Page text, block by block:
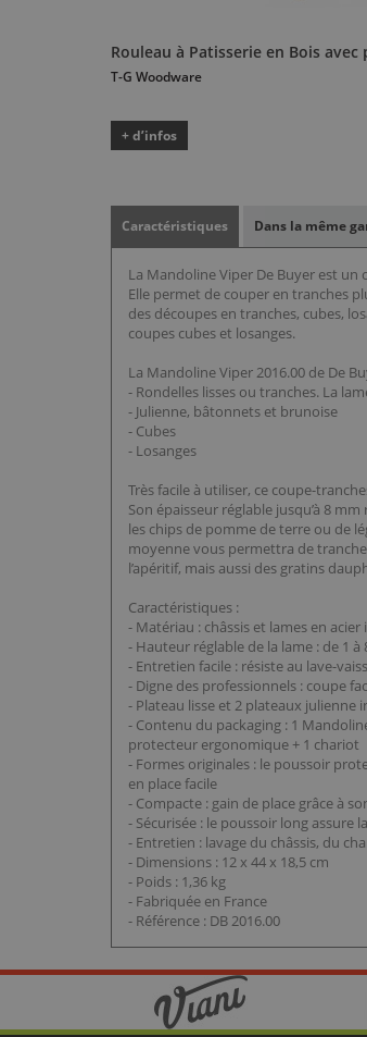
Rouleau à Patisserie en Bois avec
T-G Woodware
+ d’infos
Caractéristiques Dans la même
La Mandoline Viper De Buyer est
Elle permet de couper en tranches
des découpes en tranches, cubes,
coupes cubes et losanges.
La Mandoline Viper 2016.00 de De
- Rondelles lisses ou tranches. La
- Julienne, bâtonnets et brunoise
- Cubes
- Losanges
Très facile à utiliser, ce coupe-
Son épaisseur réglable jusqu’à 8
les chips de pomme de terre ou de
moyenne vous permettra de
l’apéritif, mais aussi des gratins
Caractéristiques :
- Matériau : châssis et lames en
- Hauteur réglable de la lame : de 1
- Entretien facile : résiste au lave-
- Digne des professionnels : coupe
- Plateau lisse et 2 plateaux julienne
- Contenu du packaging : 1
protecteur ergonomique + 1 chariot
- Formes originales : le poussoir
en place facile
- Compacte : gain de place grâce à
- Sécurisée : le poussoir long
- Entretien : lavage du châssis, du
- Dimensions : 12 x 44 x 18,5 cm
- Poids : 1,36 kg
- Fabriquée en France
- Référence : DB 2016.00